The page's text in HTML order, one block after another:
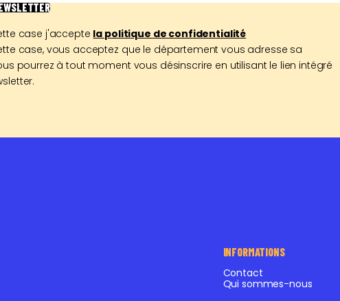
case j'accepte la politique de confidentialité
case, vous acceptez que le département vous adresse sa
pourrez à tout moment vous désinscrire en utilisant le lien intégré
INFORMATIONS
Contact
Qui sommes-nous